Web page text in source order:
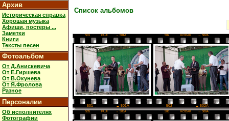
Архив
Историческая справка
Хорошая музыка
Афиши, постеры ...
Заметки
Книги
Тексты песен
Фотоальбом
От Д.Анискевича
От Е.Гиршева
От В.Окунева
От Я.Фролова
Разное
Персоналии
Об исполнителях
Фотографии
Список альбомов
501 FUJI → 501A 502 KODAK → 502A
501 → 501A 502 → 502A
505 FUJI → 505A 506 KODAK → 506A